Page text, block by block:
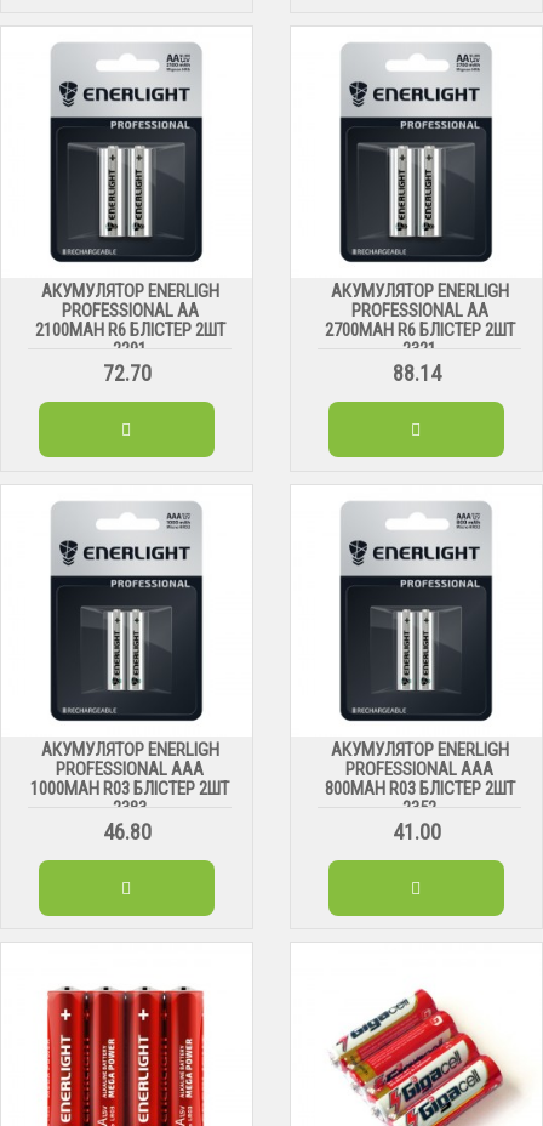
АКУМУЛЯТОР ENERLIGH
PROFESSIONAL AA
2100MAH R6 БЛІСТЕР 2ШТ
2291
72.70
АКУМУЛЯТОР ENERLIGH
PROFESSIONAL AA
2700MAH R6 БЛІСТЕР 2ШТ
2321
88.14
АКУМУЛЯТОР ENERLIGH
PROFESSIONAL AAA
1000MAH R03 БЛІСТЕР 2ШТ
2383
46.80
АКУМУЛЯТОР ENERLIGH
PROFESSIONAL AAA
800MAH R03 БЛІСТЕР 2ШТ
2352
41.00